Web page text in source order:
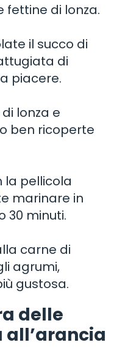
fettine di lonza.
il succo di
di
piacere.
lonza e
ben ricoperte
la pellicola
marinare in
30 minuti.
carne di
agrumi,
gustosa.
delle
all’arancia